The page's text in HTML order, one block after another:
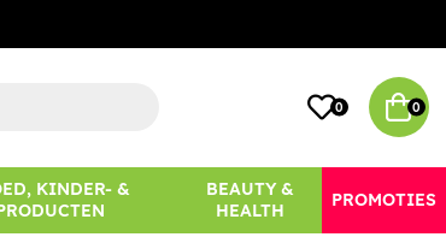
0 0
KINDER- &
BEAUTY &
HEALTH
PROMOTIES